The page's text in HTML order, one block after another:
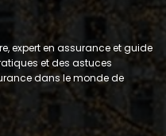
expert en assurance et guide
et des astuces
dans le monde de